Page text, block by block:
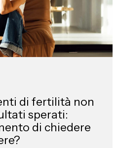
di fertilità non
sperati:
di chiedere